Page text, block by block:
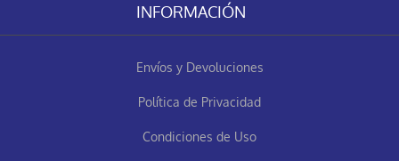
INFORMACIÓN
Envíos y Devoluciones
Política de Privacidad
Condiciones de Uso